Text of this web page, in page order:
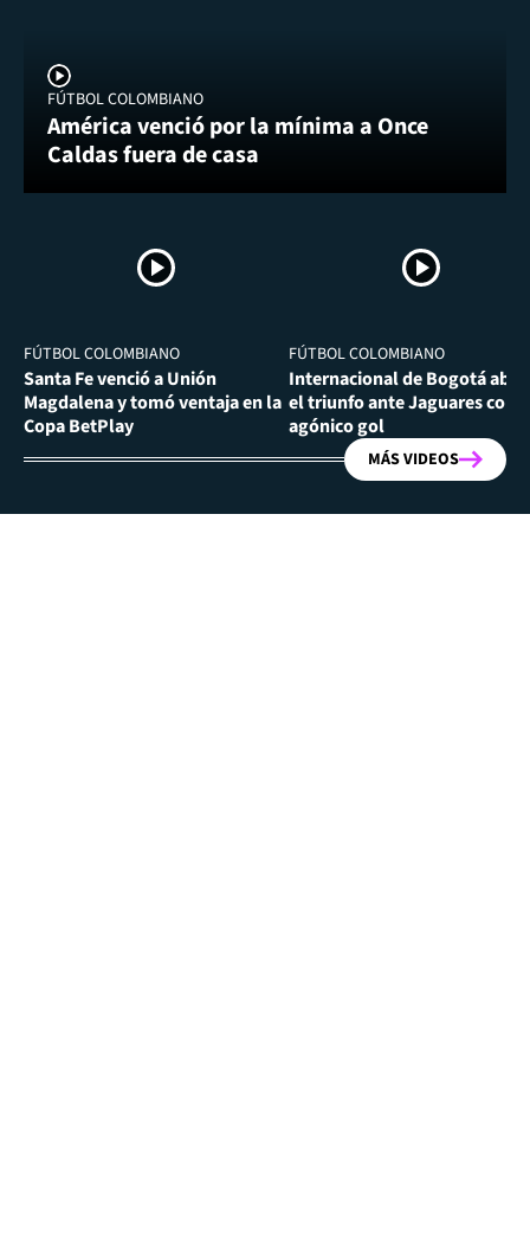
FÚTBOL COLOMBIANO
América venció por la mínima a Once
Caldas fuera de casa
FÚTBOL COLOMBIANO
Santa Fe venció a Unión
Magdalena y tomó ventaja en la
Copa BetPlay
FÚTBOL COLOMBIANO
Internacional de Bogotá
el triunfo ante Jaguares con
agónico gol
MÁS VIDEOS